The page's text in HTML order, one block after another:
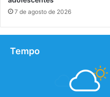
7 de agosto de 2026
Tempo